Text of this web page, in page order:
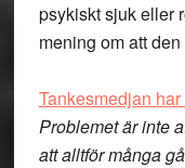
psykiskt sjuk eller
mening om att
Tankesmedjan
Problemet är inte
att alltför många